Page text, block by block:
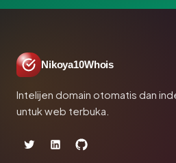
Nikoya10Whois
Intelijen domain otomatis dan
untuk web terbuka.